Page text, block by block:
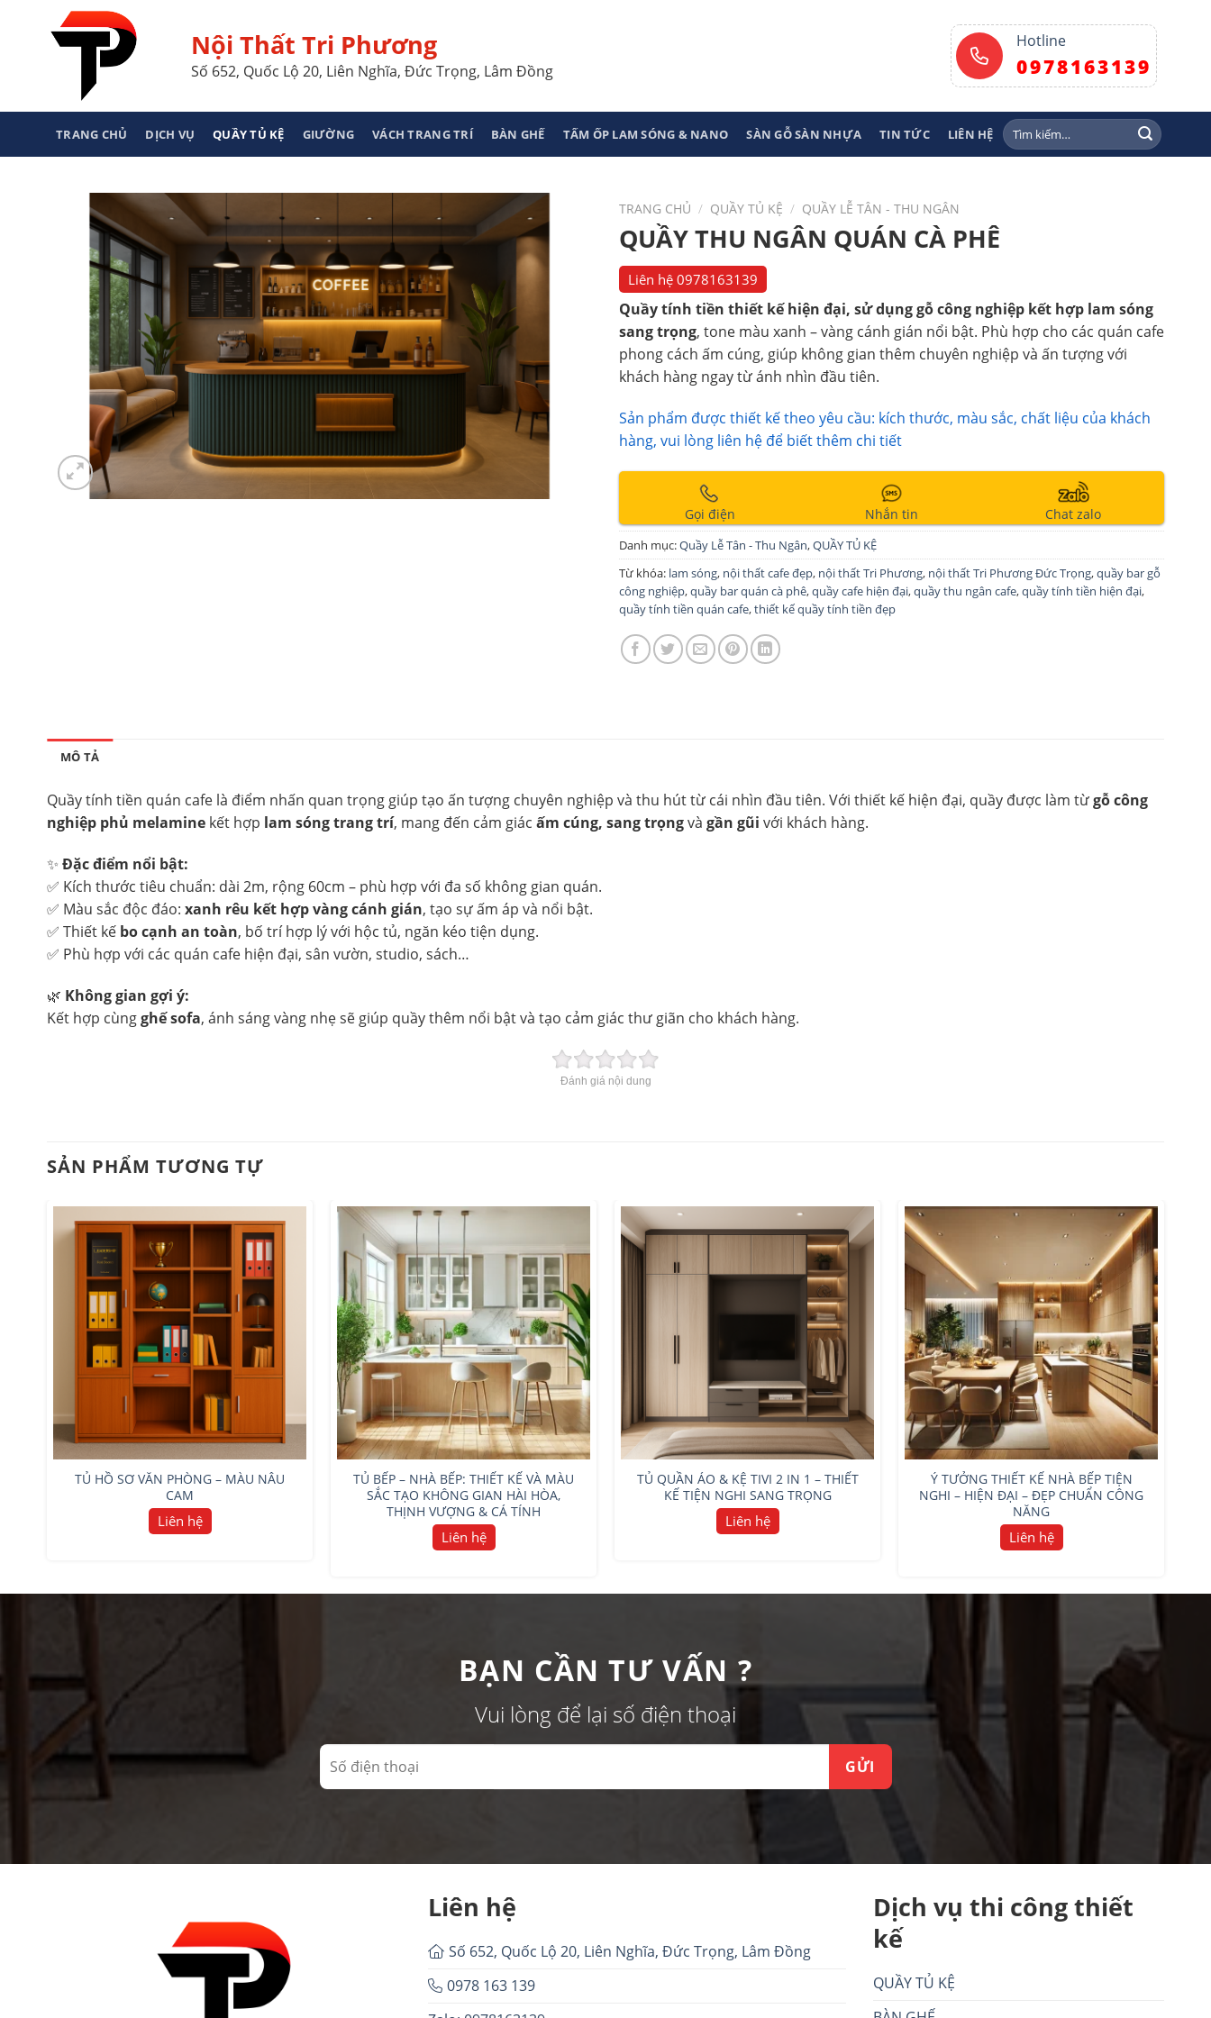
Nội Thất Tri Phương
Số 652, Quốc Lộ 20, Liên Nghĩa, Đức Trọng, Lâm Đồng
Hotline
0978163139
TRANG CHỦ DỊCH VỤ QUẦY TỦ KỆ GIƯỜNG VÁCH TRANG TRÍ BÀN GHẾ TẤM ỐP LAM SÓNG & NANO SÀN GỖ SÀN NHỰA TIN TỨC LIÊN HỆ
Tìm
kiếm:
TRANG CHỦ / QUẦY TỦ KỆ / QUẦY LỄ TÂN - THU NGÂN
QUẦY THU NGÂN QUÁN CÀ PHÊ
Liên hệ 0978163139
Quầy tính tiền thiết kế hiện đại, sử dụng gỗ công nghiệp kết hợp lam sóng
sang trọng, tone màu xanh – vàng cánh gián nổi bật. Phù hợp cho các quán cafe
phong cách ấm cúng, giúp không gian thêm chuyên nghiệp và ấn tượng với
khách hàng ngay từ ánh nhìn đầu tiên.
Sản phẩm được thiết kế theo yêu cầu: kích thước, màu sắc, chất liệu của khách
hàng, vui lòng liên hệ để biết thêm chi tiết
Gọi điện Nhắn tin
Chat zalo
Danh mục:Quầy Lễ Tân - Thu Ngân,QUẦY TỦ KỆ
Từ khóa: lam sóng, nội thất cafe đẹp, nội thất Tri Phương, nội thất Tri Phương Đức Trọng,quầy bar gỗ
công nghiệp,quầy bar quán cà phê,quầy cafe hiện đại,quầy thu ngân cafe,quầy tính tiền hiện đại,
quầy tính tiền quán cafe,thiết kế quầy tính tiền đẹp
MÔ TẢ
Quầy tính tiền quán cafe là điểm nhấn quan trọng giúp tạo ấn tượng chuyên nghiệp và thu hút từ cái nhìn đầu tiên. Với thiết kế hiện đại, quầy được làm từgỗ công
nghiệp phủ melamine kết hợp lam sóng trang trí, mang đến cảm giác ấm cúng, sang trọngvà gần gũi với khách hàng.
✨ Đặc điểm nổi bật:
✅ Kích thước tiêu chuẩn: dài 2m, rộng 60cm – phù hợp với đa số không gian quán.
✅ Màu sắc độc đáo: xanh rêu kết hợp vàng cánh gián, tạo sự ấm áp và nổi bật.
✅ Thiết kế bo cạnh an toàn, bố trí hợp lý với hộc tủ, ngăn kéo tiện dụng.
✅ Phù hợp với các quán cafe hiện đại, sân vườn, studio, sách…
🌿 Không gian gợi ý:
Kết hợp cùngghế sofa, ánh sáng vàng nhẹ sẽ giúp quầy thêm nổi bật và tạo cảm giác thư giãn cho khách hàng.
Đánh giá nội dung
SẢN PHẨM TƯƠNG TỰ
TỦ HỒ SƠ VĂN PHÒNG – MÀU NÂU
CAM
Liên hệ
TỦ BẾP – NHÀ BẾP: THIẾT KẾ VÀ MÀU
SẮC TẠO KHÔNG GIAN HÀI HÒA,
THỊNH VƯỢNG & CÁ TÍNH
Liên hệ
TỦ QUẦN ÁO & KỆ TIVI 2 IN 1 – THIẾT
KẾ TIỆN NGHI SANG TRỌNG
Liên hệ
Ý TƯỞNG THIẾT KẾ NHÀ BẾP TIỆN
NGHI – HIỆN ĐẠI – ĐẸP CHUẨN CÔNG
NĂNG
Liên hệ
BẠN CẦN TƯ VẤN ?
Vui lòng để lại số điện thoại
Liên hệ
Số 652, Quốc Lộ 20, Liên Nghĩa, Đức Trọng, Lâm Đồng
0978 163 139
Dịch vụ thi công thiết
kế
QUẦY TỦ KỆ